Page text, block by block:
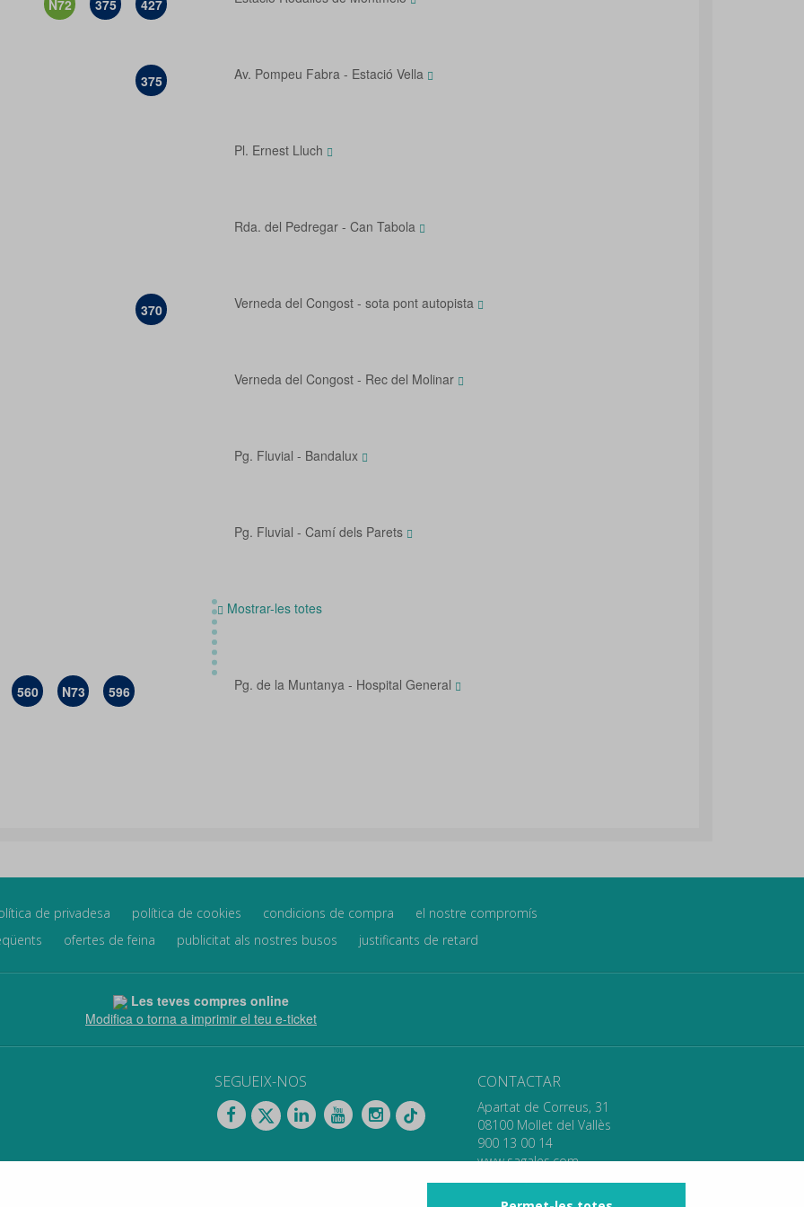
N72 375 427
375 Av. Pompeu Fabra - Estació Vella
Pl. Ernest Lluch
Rda. del Pedregar - Can Tabola
370 Verneda del Congost - sota pont autopista
Verneda del Congost - Rec del Molinar
Pg. Fluvial - Bandalux
Pg. Fluvial - Camí dels Parets
Mostrar-les totes
560 N73 596 Pg. de la Muntanya - Hospital General
de privadesa política de cookies condicions de compra
el nostre compromís
ofertes de feina publicitat als nostres busos justificants de retard
Les teves compres online
Modifica o torna a imprimir el teu e-ticket
SEGUEIX-NOS CONTACTAR
Apartat de Correus, 31
08100 Mollet del Vallès
900 13 00 14
www.sagales.com
info@sagales.com